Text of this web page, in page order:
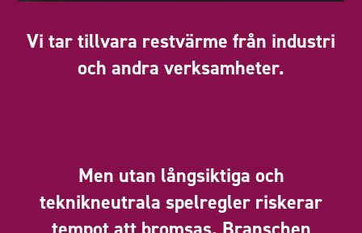
Vi tar tillvara restvärme från industri
och andra verksamheter.
Men utan långsiktiga och
teknikneutrala spelregler riskerar